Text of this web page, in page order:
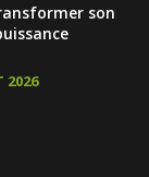
son
2026